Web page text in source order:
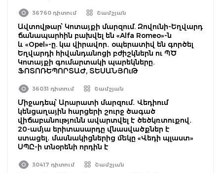
36760 դիտում Շամշյան
Ավտովթար՝ Կոտայքի մարզում. Զովունի-Եղվարդ
ճանապարհին բախվել են «Alfa Romeo»-ն
և «Opel»-ը. կա վիրավոր․ օպերատիվ են գործել
Եղվարդի հիվանդանոցի բժիշկներն ու ՊԾ
Կոտայքի գումարտակի պարեկները.
ՖՈՏՈՌԵՊՈՐՏԱԺ, ՏԵՍԱՆՅՈւԹ
36031 դիտում Շամշյան
Միջադեպ՝ Արարատի մարզում․ Վեդիում
կենցաղային հարցերի շուրջ ծագած
վիճաբանությունն ավարտվել է ծեծկռտուքով․
20-ամյա երիտասարդը վնասվածքներ է
ստացել․ մասնակիցներից մեկը «Վեդի պլաստ»
ՍՊԸ-ի տնօրենի որդին է
30417 դիտում Շամշյան